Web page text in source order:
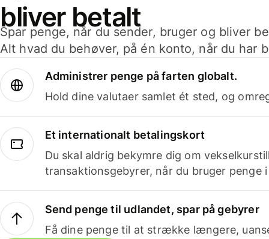
bliver betalt
Spar penge, når du sender, bruger og bliver
Alt hvad du behøver, på én konto, når du har
Administrer penge på farten globalt.
Hold dine valutaer samlet ét sted, og
Et internationalt betalingskort
Du skal aldrig bekymre dig om
transaktionsgebyrer, når du bruger penge
Send penge til udlandet, spar på gebyrer
Få dine penge til at strække længere,